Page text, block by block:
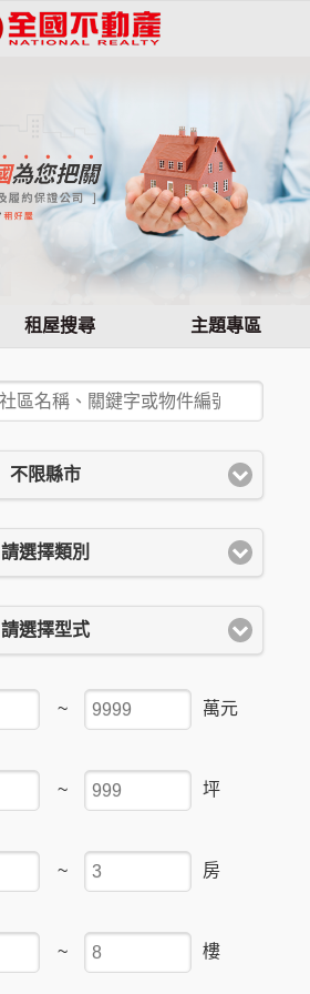
租屋搜尋 主題專區
不限縣市
請選擇類別
請選擇型式
~ 萬元
~ 坪
~ 房
~ 樓